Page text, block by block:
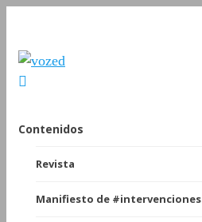
Contenidos
Revista
Manifiesto de #intervenciones